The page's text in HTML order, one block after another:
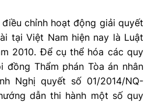
chỉnh hoạt động giải quyết
tại Việt Nam hiện nay là Luật
2010. Để cụ thể hóa các quy
Thẩm phán Tòa án nhân
Nghị quyết số 01/2014/NQ-
dẫn thi hành một số quy